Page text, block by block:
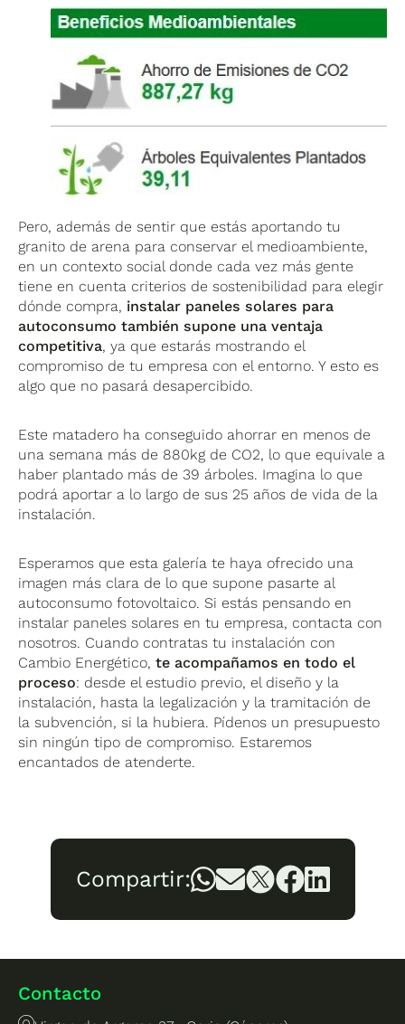
Pero, además de sentir que estás aportando tu
granito de arena para conservar el medioambiente,
en un contexto social donde cada vez más gente
tiene en cuenta criterios de sostenibilidad para elegir
dónde compra, instalar paneles solares para
autoconsumo también supone una ventaja
competitiva, ya que estarás mostrando el
compromiso de tu empresa con el entorno. Y esto es
algo que no pasará desapercibido.
Este matadero ha conseguido ahorrar en menos de
una semana más de 880kg de CO2, lo que equivale a
haber plantado más de 39 árboles. Imagina lo que
podrá aportar a lo largo de sus 25 años de vida de la
instalación.
Esperamos que esta galería te haya ofrecido una
imagen más clara de lo que supone pasarte al
autoconsumo fotovoltaico. Si estás pensando en
instalar paneles solares en tu empresa, contacta con
nosotros. Cuando contratas tu instalación con
Cambio Energético,te acompañamos en todo el
proceso: desde el estudio previo, el diseño y la
instalación, hasta la legalización y la tramitación de
la subvención, si la hubiera. Pídenos un presupuesto
sin ningún tipo de compromiso. Estaremos
encantados de atenderte.
Compartir:
Contacto